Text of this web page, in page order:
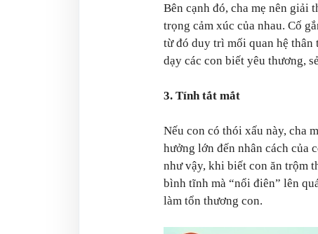
Bên cạnh đó, cha mẹ nên giải
trọng cảm xúc của nhau. Cố
từ đó duy trì mối quan hệ
dạy các con biết yêu thương,
3. Tính tắt mắt
Nếu con có thói xấu này, cha
hưởng lớn đến nhân cách của
như vậy, khi biết con ăn trộm
bình tĩnh mà “nổi điên” lên
làm tổn thương con.